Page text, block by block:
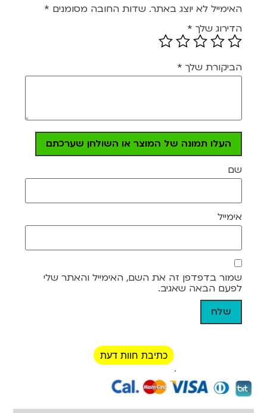
האימייל לא יוצג באתר. שדות החובה מסומנים *
הדירוג שלך *
הביקורת שלך *
העלו תמונה של המוצר או השולחן שערכתם
שם
אימייל
שמור בדפדפן זה את השם, האימייל והאתר שלי
לפעם הבאה שאגיב.
כתיבת חוות דעת
רכישה מאובטחת!